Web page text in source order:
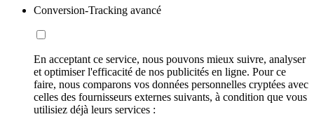
Conversion-Tracking avancé
En acceptant ce service, nous pouvons mieux suivre, analyser
et optimiser l'efficacité de nos publicités en ligne. Pour ce
faire, nous comparons vos données personnelles cryptées avec
celles des fournisseurs externes suivants, à condition que vous
utilisiez déjà leurs services :